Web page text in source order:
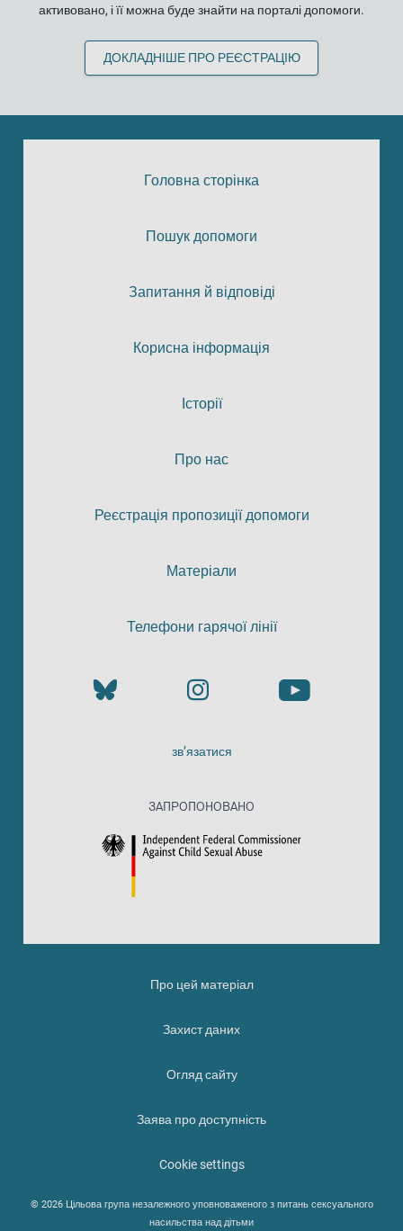
активовано, і її можна буде знайти на порталі допомоги.
ДОКЛАДНІШЕ ПРО РЕЄСТРАЦІЮ
Головна сторінка
Пошук допомоги
Запитання й відповіді
Корисна інформація
Історії
Про нас
Реєстрація пропозиції допомоги
Матеріали
Телефони гарячої лінії
зв’язатися
ЗАПРОПОНОВАНО
Про цей матеріал
Захист даних
Огляд сайту
Заява про доступність
Cookie settings
© 2026 Цільова група незалежного уповноваженого з питань сексуального
насильства над дітьми